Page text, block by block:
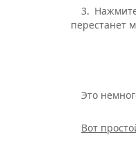
3.
перестанет
Это
Вот